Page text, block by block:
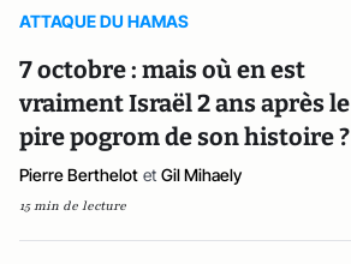
ATTAQUE DU HAMAS
7 octobre : mais où en est
vraiment Israël 2 ans après le
pire pogrom de son histoire ?
Pierre Berthelot et Gil Mihaely
15 min de lecture